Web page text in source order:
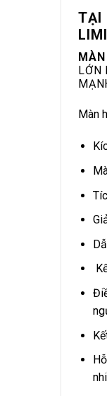
TẠI
LỚN
Màn